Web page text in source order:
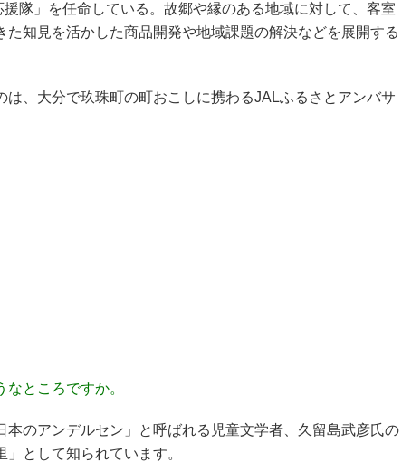
隊」を任命している。故郷や縁のある地域に対して、客室
た知見を活かした商品開発や地域課題の解決などを展開する
、大分で玖珠町の町おこしに携わるJALふるさとアンバサ
ところですか。
のアンデルセン」と呼ばれる児童文学者、久留島武彦氏の
として知られています。